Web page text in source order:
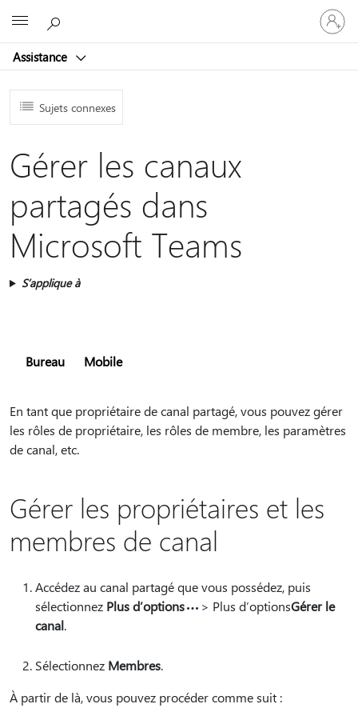
Assistance
vous
à
compte
Sujets connexes
Gérer les canaux
partagés dans
Microsoft Teams
S’applique à
Bureau Mobile
En tant que propriétaire de canal partagé, vous pouvez gérer
les rôles de propriétaire, les rôles de membre, les paramètres
de canal, etc.
Gérer les propriétaires et les
membres de canal
Accédez au canal partagé que vous possédez, puis
sélectionnez Plus d’options > Plus d’optionsGérer le
canal.
Sélectionnez Membres.
À partir de là, vous pouvez procéder comme suit :